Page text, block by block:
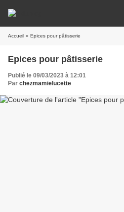
Accueil » Epices pour pâtisserie
Epices pour pâtisserie
Publié le 09/03/2023 à 12:01
Par chezmamielucette